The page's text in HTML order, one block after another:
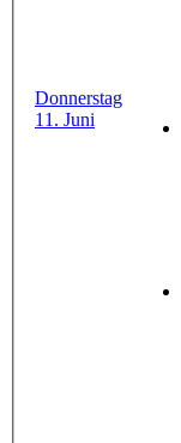
Donnerstag
11. Juni